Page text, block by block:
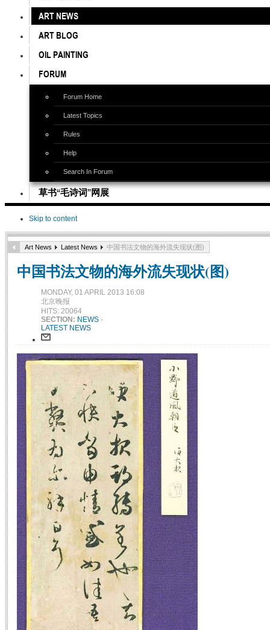
ART NEWS
ART BLOG
OIL PAINTING
FORUM
Forum Home
Latest Topics
Rules
Help
Search In Forum
草书“毛诗词”网展
Skip to content
Art News Latest News 中国书法文物的海外流失现状(图)
中国书法文物的海外流失现状(图)
MONDAY, 01 APRIL 2013 16:08
北京晚报
HITS: 20064
SECTION: NEWS -
LATEST NEWS